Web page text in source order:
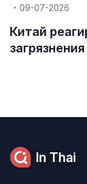
09-07-2026
Китай
In Thai